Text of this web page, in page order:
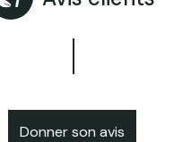
Donner son avis